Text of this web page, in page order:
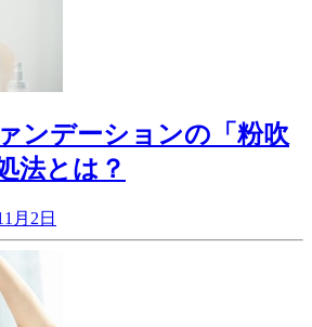
ンデーションの「粉吹
法とは？
月2日